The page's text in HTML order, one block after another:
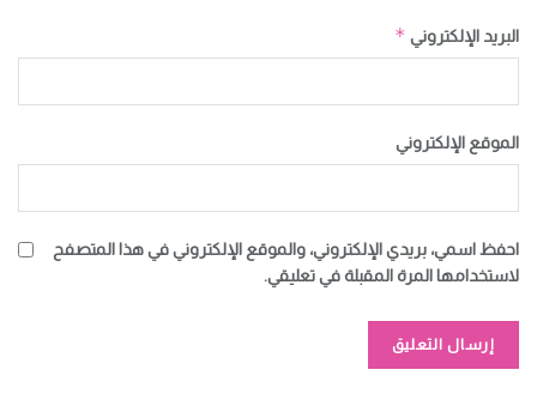
البريد الإلكتروني *
الموقع الإلكتروني
احفظ اسمي، بريدي الإلكتروني، والموقع الإلكتروني في هذا المتصفح
لاستخدامها المرة المقبلة في تعليقي.